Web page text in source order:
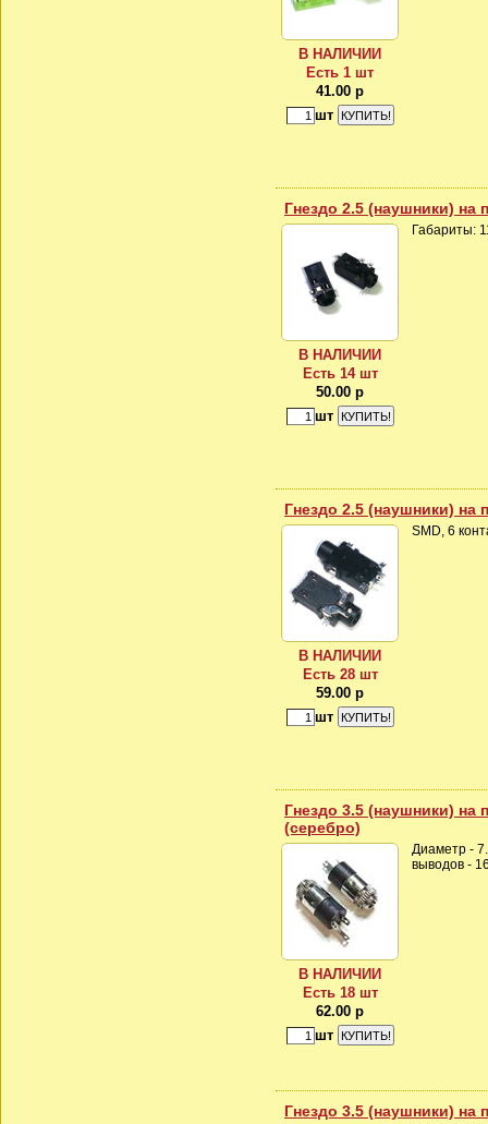
В НАЛИЧИИ
Есть 1 шт
41.00 р
шт
Гнездо 2.5 (наушники) на
В НАЛИЧИИ
Есть 14 шт
50.00 р
шт
Габариты:
Гнездо 2.5 (наушники) на
В НАЛИЧИИ
Есть 28 шт
59.00 р
шт
SMD, 6
Гнездо 3.5 (наушники) на
(серебро)
В НАЛИЧИИ
Есть 18 шт
62.00 р
шт
Диаметр -
выводов -
Гнездо 3.5 (наушники) на